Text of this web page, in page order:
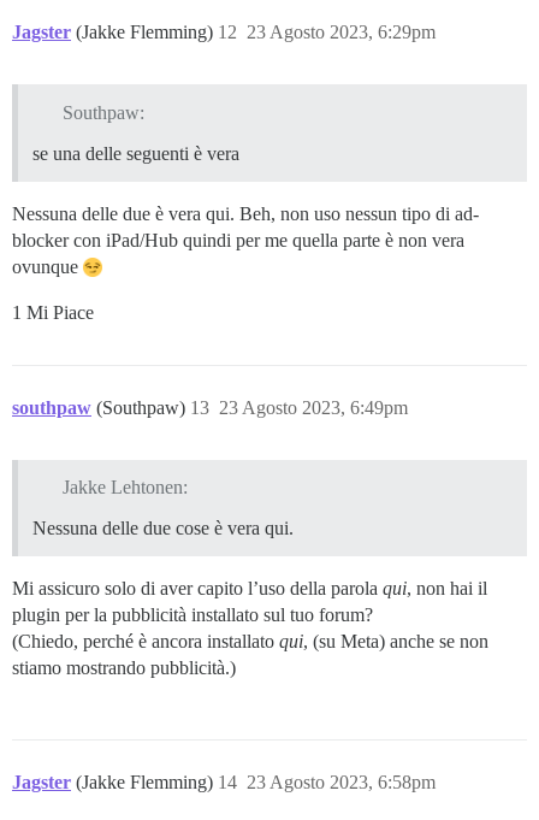
Jagster (Jakke Flemming) 23 Agosto 2023, 6:29pm
12
Southpaw:
se una delle seguenti è vera
Nessuna delle due è vera qui. Beh, non uso nessun tipo di ad-
blocker con iPad/Hub quindi per me quella parte è non vera
ovunque
1 Mi Piace
southpaw (Southpaw) 23 Agosto 2023, 6:49pm
13
Jakke Lehtonen:
Nessuna delle due cose è vera qui.
Mi assicuro solo di aver capito l’uso della parola qui, non hai il
plugin per la pubblicità installato sul tuo forum?
(Chiedo, perché è ancora installato qui, (su Meta) anche se non
stiamo mostrando pubblicità.)
Jagster (Jakke Flemming) 23 Agosto 2023, 6:58pm
14